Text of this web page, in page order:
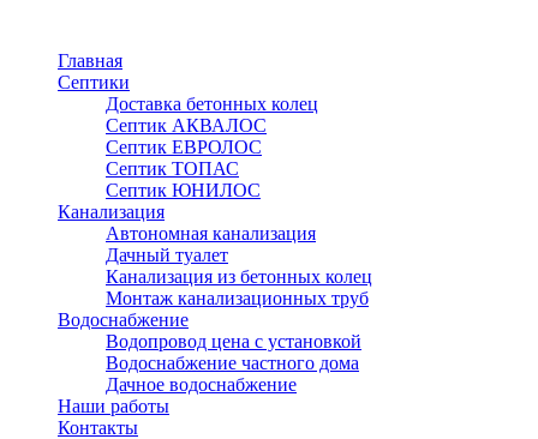
основному
содержанию
Главная
Септики
Доставка бетонных колец
Септик АКВАЛОС
Септик ЕВРОЛОС
Септик ТОПАС
Септик ЮНИЛОС
Канализация
Автономная канализация
Дачный туалет
Канализация из бетонных колец
Монтаж канализационных труб
Водоснабжение
Водопровод цена с установкой
Водоснабжение частного дома
Дачное водоснабжение
Наши работы
Контакты